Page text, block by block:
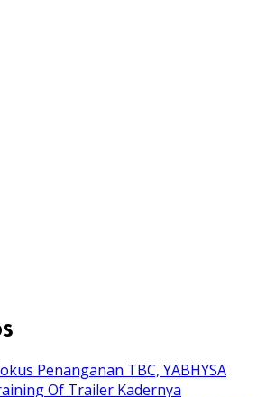
Penanganan TBC, YABHYSA
Of Trailer Kadernya